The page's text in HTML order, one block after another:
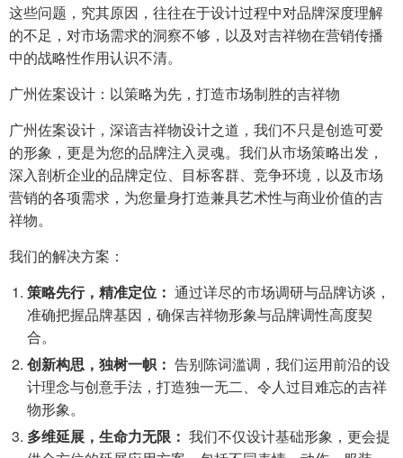
这些问题，究其原因，往往在于设计过程中对品牌深度理解
的不足，对市场需求的洞察不够，以及对吉祥物在营销传播
中的战略性作用认识不清。
广州佐案设计：以策略为先，打造市场制胜的吉祥物
广州佐案设计，深谙吉祥物设计之道，我们不只是创造可爱
的形象，更是为您的品牌注入灵魂。我们从市场策略出发，
深入剖析企业的品牌定位、目标客群、竞争环境，以及市场
营销的各项需求，为您量身打造兼具艺术性与商业价值的吉
祥物。
我们的解决方案：
策略先行，精准定位： 通过详尽的市场调研与品牌访谈，
准确把握品牌基因，确保吉祥物形象与品牌调性高度契
合。
创新构思，独树一帜： 告别陈词滥调，我们运用前沿的设
计理念与创意手法，打造独一无二、令人过目难忘的吉祥
物形象。
多维延展，生命力无限： 我们不仅设计基础形象，更会提